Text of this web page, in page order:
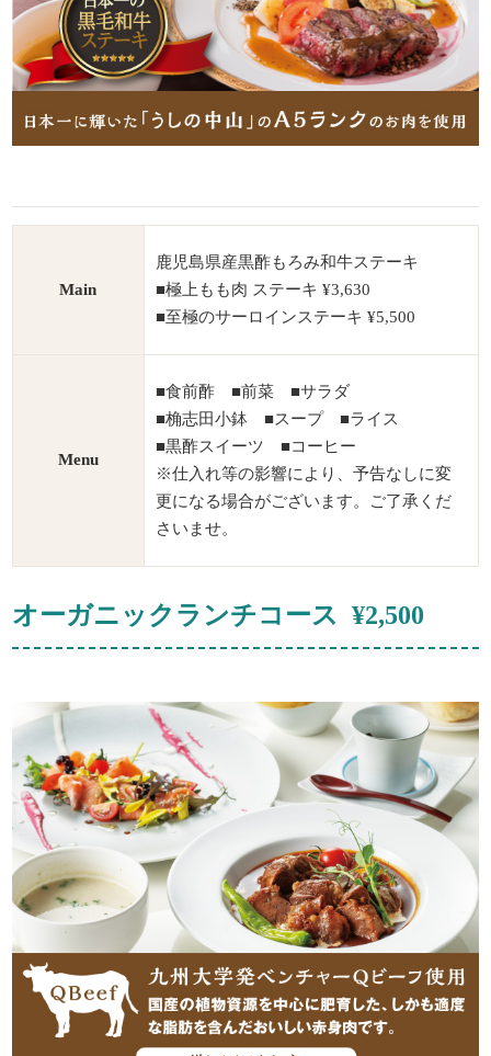
Main
鹿児島県産黒酢もろみ和牛ステーキ
■極上もも肉 ステーキ ¥3,630
■至極のサーロインステーキ ¥5,500
Menu
■食前酢 ■前菜 ■サラダ
■桷志田小鉢 ■スープ ■ライス
■黒酢スイーツ ■コーヒー
※仕入れ等の影響により、予告なしに変
更になる場合がございます。ご了承くだ
さいませ。
オーガニックランチコース ¥2,500